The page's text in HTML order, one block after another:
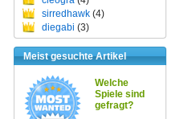
sirredhawk (4)
diegabi (3)
Meist gesuchte Artikel
Welche
Spiele sind
gefragt?